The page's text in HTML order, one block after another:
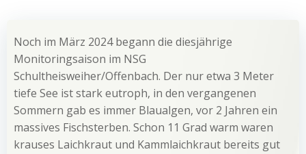
Noch im März 2024 begann die diesjährige
Monitoringsaison im NSG
Schultheisweiher/Offenbach. Der nur etwa 3 Meter
tiefe See ist stark eutroph, in den vergangenen
Sommern gab es immer Blaualgen, vor 2 Jahren ein
massives Fischsterben. Schon 11 Grad warm waren
krauses Laichkraut und Kammlaichkraut bereits gut